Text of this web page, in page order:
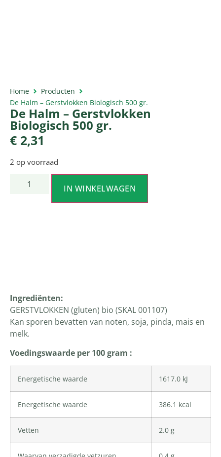
Home
Producten
De Halm – Gerstvlokken Biologisch 500 gr.
De Halm – Gerstvlokken
Biologisch 500 gr.
€ 2,31
2 op voorraad
IN WINKELWAGEN
Ingrediënten:
GERSTVLOKKEN (gluten) bio (SKAL 001107)
Kan sporen bevatten van noten, soja, pinda, mais en
melk.
Voedingswaarde per 100 gram :
Energetische waarde 1617.0 kJ
Energetische waarde 386.1 kcal
Vetten 2.0 g